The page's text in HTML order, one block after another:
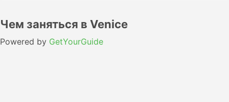
Чем заняться в Venice
Powered by GetYourGuide